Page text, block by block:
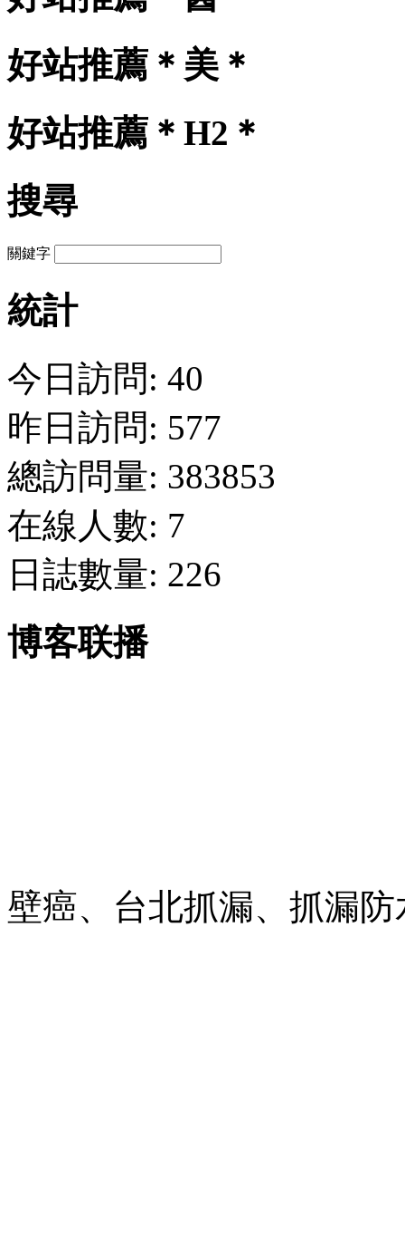
好站推薦＊美＊
好站推薦＊H2＊
搜尋
關鍵字
統計
今日訪問: 40
昨日訪問: 577
總訪問量: 383853
在線人數: 7
日誌數量: 226
博客联播
壁癌、台北抓漏、抓漏防